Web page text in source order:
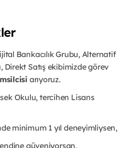
Bankacılık Grubu, Alternatif
Direkt Satış ekibimizde görev
arıyoruz.
Okulu, tercihen Lisans
minimum 1 yıl deneyimliysen,
güveniyorsan,